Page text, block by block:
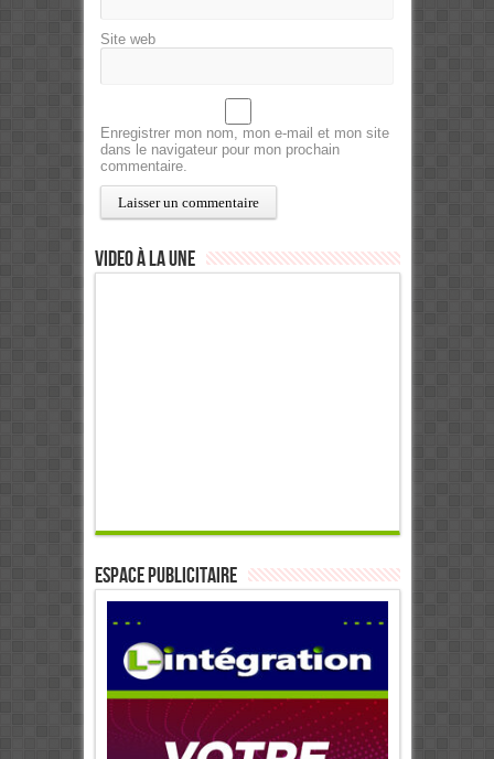
Site web
Enregistrer mon nom, mon e-mail et mon site
dans le navigateur pour mon prochain
commentaire.
Video à la Une
ESPACE PUBLICITAIRE